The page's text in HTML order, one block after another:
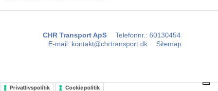
CHR Transport ApS Telefonnr.: 60130454
E-mail: kontakt@chrtransport.dk Sitemap
Privatlivspolitik Cookiepolitik